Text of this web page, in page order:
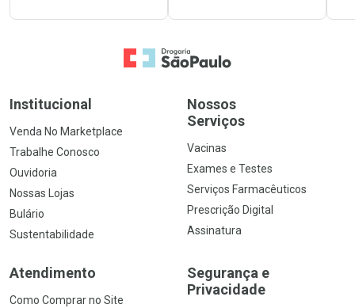
Ir para a Home
Institucional
Venda No Marketplace
Trabalhe Conosco
Ouvidoria
Nossas Lojas
Bulário
Sustentabilidade
Nossos
Serviços
Vacinas
Exames e Testes
Serviços Farmacêuticos
Prescrição Digital
Assinatura
Atendimento
Como Comprar no Site
Segurança e
Privacidade